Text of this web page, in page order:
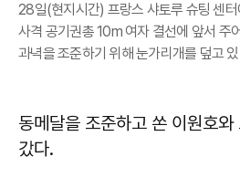
28일(현지시간) 프랑스 샤토루 슈팅 센
사격 공기권총 10m 여자 결선에 앞서 주
과녁을 조준하기 위해 눈가리개를 덮고
동메달을 조준하고 쏜 이원호
갔다.